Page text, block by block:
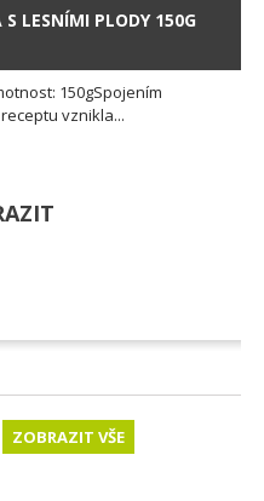
LESNÍMI PLODY 150G
150gSpojením
vznikla...
ZOBRAZIT VŠE